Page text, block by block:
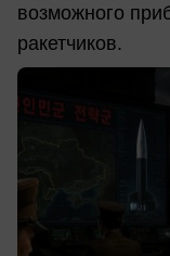
возможного
ракетчиков.